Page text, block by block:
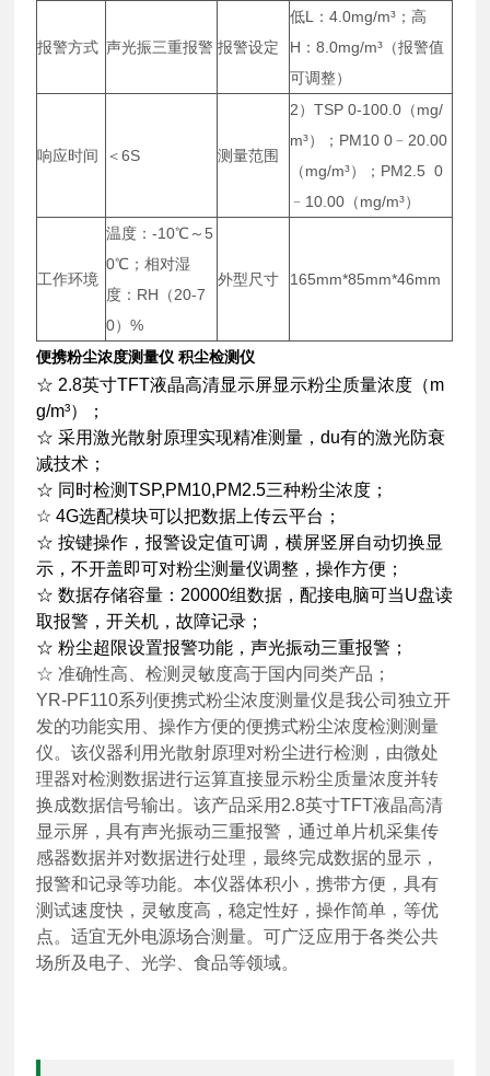
报警方式 声光振三重报警 报警设定
低L：4.0mg/m³；高
H：8.0mg/m³（报警值
可调整）
响应时间 ＜6S 测量范围
2）TSP 0-100.0（mg/
m³）；PM10 0﹣20.00
（mg/m³）；PM2.5 0
﹣10.00（mg/m³）
工作环境
温度：-10℃～5
0℃；相对湿
度：RH（20-7
0）%
外型尺寸 165mm*85mm*46mm
便携粉尘浓度测量仪 积尘检测仪
☆ 2.8英寸TFT液晶高清显示屏显示粉尘质量浓度（m
g/m³）；
☆ 采用激光散射原理实现精准测量，du有的激光防衰
减技术；
☆ 同时检测TSP,PM10,PM2.5三种粉尘浓度；
☆ 4G选配模块可以把数据上传云平台；
☆ 按键操作，报警设定值可调，横屏竖屏自动切换显
示，不开盖即可对粉尘测量仪调整，操作方便；
☆ 数据存储容量：20000组数据，配接电脑可当U盘读
取报警，开关机，故障记录；
☆ 粉尘超限设置报警功能，声光振动三重报警；
☆ 准确性高、检测灵敏度高于国内同类产品；
YR-PF110系列便携式粉尘浓度测量仪是我公司独立开
发的功能实用、操作方便的便携式粉尘浓度检测测量
仪。该仪器利用光散射原理对粉尘进行检测，由微处
理器对检测数据进行运算直接显示粉尘质量浓度并转
换成数据信号输出。该产品采用2.8英寸TFT液晶高清
显示屏，具有声光振动三重报警，通过单片机采集传
感器数据并对数据进行处理，最终完成数据的显示，
报警和记录等功能。本仪器体积小，携带方便，具有
测试速度快，灵敏度高，稳定性好，操作简单，等优
点。适宜无外电源场合测量。可广泛应用于各类公共
场所及电子、光学、食品等领域。